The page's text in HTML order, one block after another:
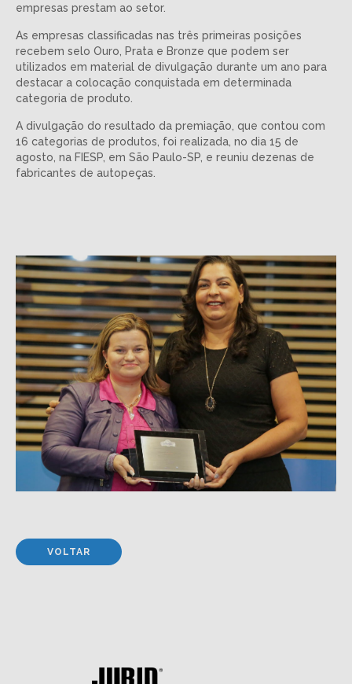
empresas prestam ao setor.
As empresas classificadas nas três primeiras posições
recebem selo Ouro, Prata e Bronze que podem ser
utilizados em material de divulgação durante um ano para
destacar a colocação conquistada em determinada
categoria de produto.
A divulgação do resultado da premiação, que contou com
16 categorias de produtos, foi realizada, no dia 15 de
agosto, na FIESP, em São Paulo-SP, e reuniu dezenas de
fabricantes de autopeças.
VOLTAR